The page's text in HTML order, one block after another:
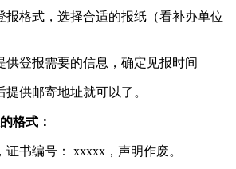
报格式，选择合适的报纸（看补办单位
供登报需要的信息，确定见报时间
供邮寄地址就可以了。
格式：
书编号： xxxxx，声明作废。